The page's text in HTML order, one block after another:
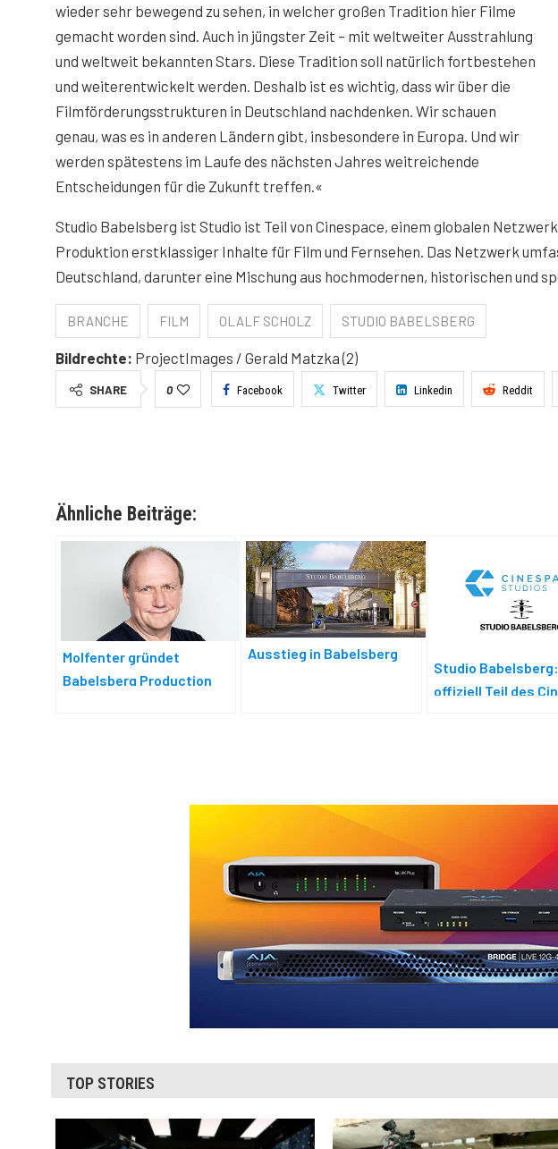
wieder sehr bewegend zu sehen, in welcher großen Tradition hier Filme
gemacht worden sind. Auch in jüngster Zeit – mit weltweiter Ausstrahlung
und weltweit bekannten Stars. Diese Tradition soll natürlich fortbestehen
und weiterentwickelt werden. Deshalb ist es wichtig, dass wir über die
Filmförderungsstrukturen in Deutschland nachdenken. Wir schauen
genau, was es in anderen Ländern gibt, insbesondere in Europa. Und wir
werden spätestens im Laufe des nächsten Jahres weitreichende
Entscheidungen für die Zukunft treffen.«
Studio Babelsberg ist Studio ist Teil von Cinespace, einem globalen
Produktion erstklassiger Inhalte für Film und Fernsehen. Das Netzwerk
Deutschland, darunter eine Mischung aus hochmodernen, historischen und
BRANCHE FILM OLALF SCHOLZ STUDIO BABELSBERG
Bildrechte: ProjectImages / Gerald Matzka (2)
SHARE 0 Facebook Twitter Linkedin Reddit
Ähnliche Beiträge:
Molfenter gründet
Babelsberg Production
Ausstieg in Babelsberg
Studio
offiziell Teil des
TOP STORIES